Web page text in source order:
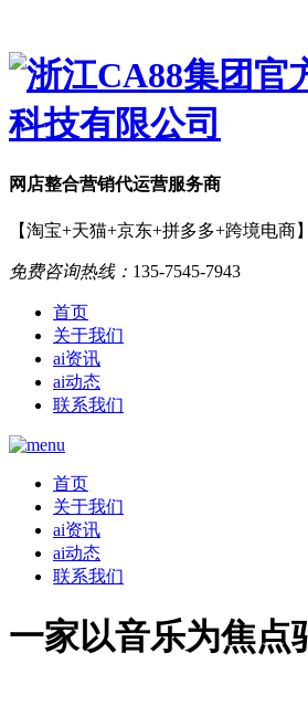
网店整合营销代运营服务商
【淘宝+天猫+京东+拼多多+跨境电商】
免费咨询热线： 135-7545-7943
首页
关于我们
ai资讯
ai动态
联系我们
首页
关于我们
ai资讯
ai动态
联系我们
一家以音乐为焦点